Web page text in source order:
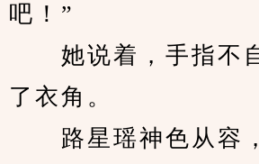
吧！”
她说着，手指不
了衣角。
路星瑶神色从容